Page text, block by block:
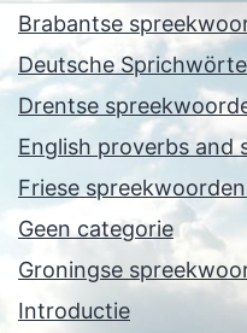
Brabantse
Deutsche
Drentse
English proverbs and
Friese
Geen categorie
Groningse
Introductie